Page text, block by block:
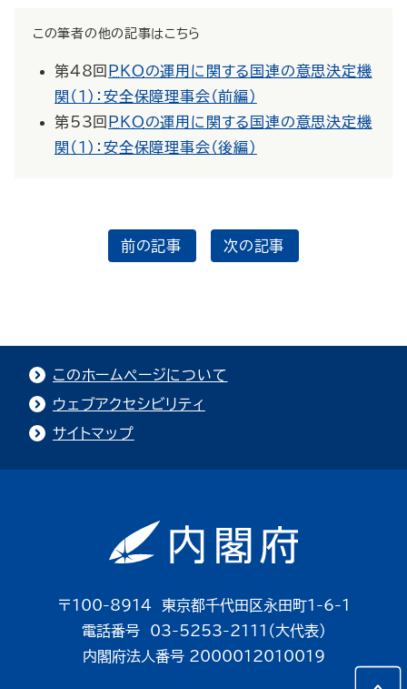
この筆者の他の記事はこちら
第48回 PKOの運用に関する国連の意思決定機
関（1）：安全保障理事会（前編）
第53回 PKOの運用に関する国連の意思決定機
関（1）：安全保障理事会（後編）
前の記事 次の記事
このホームページについて
ウェブアクセシビリティ
サイトマップ
〒100-8914 東京都千代田区永田町1-6-1
電話番号 03-5253-2111（大代表）
内閣府法人番号 2000012010019